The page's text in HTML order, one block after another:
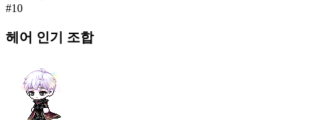
#10
헤어 인기 조합